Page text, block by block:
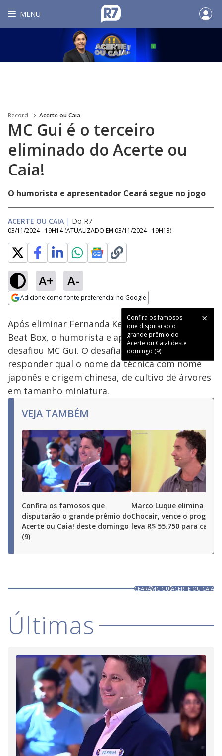
MENU
Record Acerte ou Caia
MC Gui é o terceiro
eliminado do Acerte ou
Caia!
O humorista e apresentador Ceará segue no jogo
ACERTE OU CAIA | Do R7
03/11/2024 - 19H14 (ATUALIZADO EM 03/11/2024 - 19H13)
A+ A-
Adicione como fonte preferencial no Google
Confira os famosos
que disputarão o
grande prêmio do
Acerte ou Caia! deste
domingo (9)
Ativar
Loaded
25.10%
Após eliminar Fernanda Keulla e Fernandinho
Beat Box, o humorista e apresentador Ceará
desafiou MC Gui. O desafiado não soube
responder qual o nome da técnica com nome
japonês e origem chinesa, de cultivo de árvores
em tamanho miniatura.
VEJA TAMBÉM
Confira os famosos que
disputarão o grande prêmio do
Acerte ou Caia! deste domingo
(9)
Marco Luque elimina
Chocair, vence o
leva R$ 55.750 para casa
CEARÁMC GUIACERTE OU CAIA
Últimas